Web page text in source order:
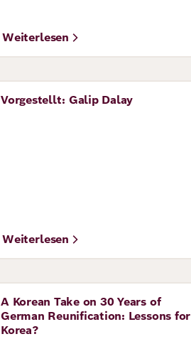
Weiterlesen
Perspective
Vorgestellt: Galip Dalay
Weiterlesen
Perspective
A Korean Take on 30 Years of
German Reunification: Lessons for
Korea?